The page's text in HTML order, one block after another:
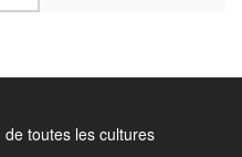
toutes les cultures